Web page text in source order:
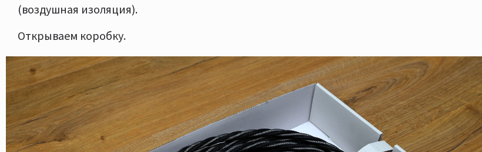
(воздушная изоляция).
Открываем коробку.